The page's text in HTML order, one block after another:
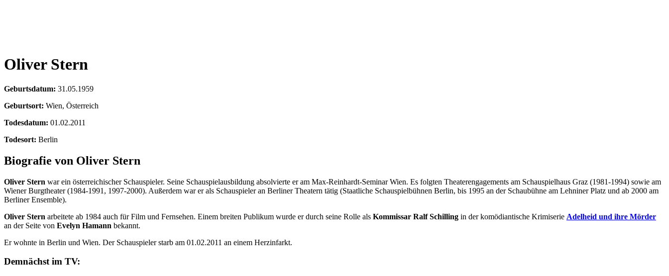
Oliver Stern
Geburtsdatum: 31.05.1959
Geburtsort: Wien, Österreich
Todesdatum: 01.02.2011
Todesort: Berlin
Biografie von Oliver Stern
Oliver Stern war ein österreichischer Schauspieler. Seine Schauspielausbildung absolvierte er am Max-Reinhardt-Seminar Wien. Es folgten Theaterengagements am Schauspielhaus Graz (1981-1994) sowie am
Wiener Burgtheater (1984-1991, 1997-2000). Außerdem war er als Schauspieler an Berliner Theatern tätig (Staatliche Schauspielbühnen Berlin, bis 1995 an der Schaubühne am Lehniner Platz und ab 2000 am
Berliner Ensemble).
Oliver Stern arbeitete ab 1984 auch für Film und Fernsehen. Einem breiten Publikum wurde er durch seine Rolle als Kommissar Ralf Schilling in der komödiantische Krimiserie Adelheid und ihre Mörder
an der Seite von Evelyn Hamann bekannt.
Er wohnte in Berlin und Wien. Der Schauspieler starb am 01.02.2011 an einem Herzinfarkt.
Demnächst im TV: